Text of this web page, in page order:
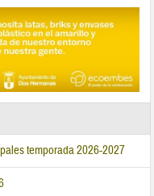
temporada 2026-2027